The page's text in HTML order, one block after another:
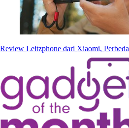
Review Leitzphone dari Xiaomi,